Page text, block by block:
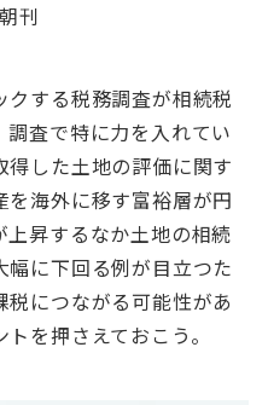
刊
する税務調査が相続税
査で特に力を入れてい
した土地の評価に関す
海外に移す富裕層が円
昇するなか土地の相続
に下回る例が目立つた
につながる可能性があ
を押さえておこう。